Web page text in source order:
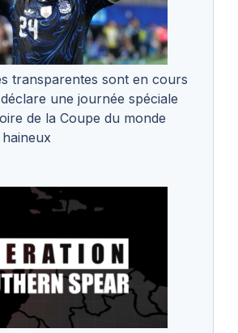
transparentes sont en cours
déclare une journée spéciale
de la Coupe du monde